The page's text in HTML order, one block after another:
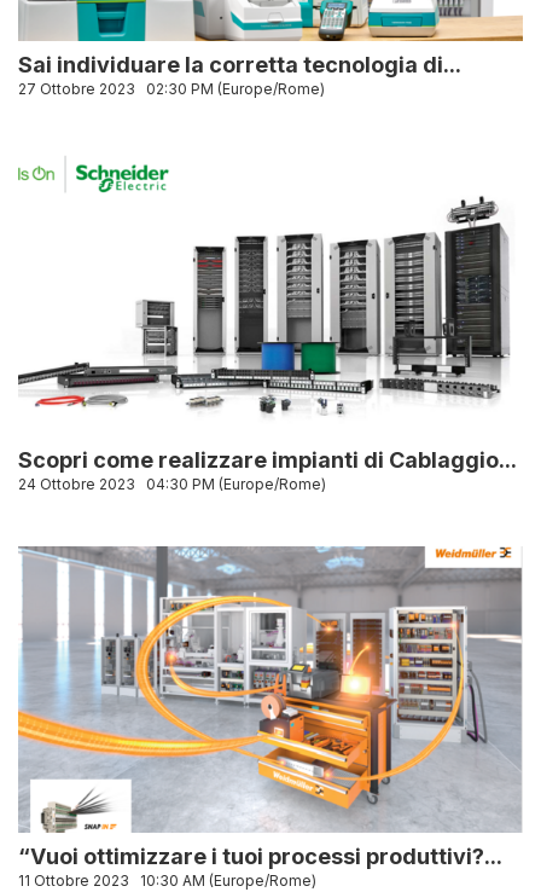
Sai individuare la corretta tecnologia di...
27 Ottobre 2023 02:30 PM (Europe/Rome)
Scopri come realizzare impianti di Cablaggio...
24 Ottobre 2023 04:30 PM (Europe/Rome)
“Vuoi ottimizzare i tuoi processi produttivi?...
11 Ottobre 2023 10:30 AM (Europe/Rome)